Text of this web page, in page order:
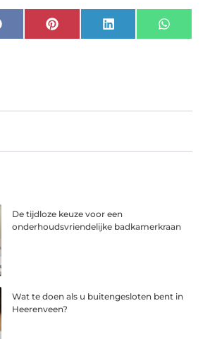
FacebookPinterest LinkedIn
De tijdloze keuze voor een
onderhoudsvriendelijke badkamerkraan
Wat te doen als u buitengesloten bent in
Heerenveen?